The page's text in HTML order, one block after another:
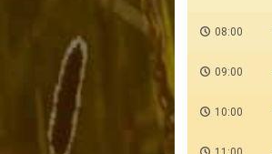
08:00
09:00
10:00